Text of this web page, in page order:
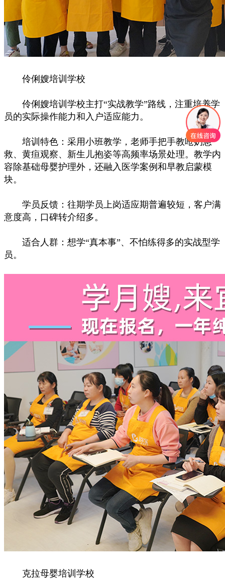
伶俐嫂培训学校
伶俐嫂培训学校主打“实战教学”路线，注重培养学
员的实际操作能力和入户适应能力。
培训特色：采用小班教学，老师手把手教呛奶急
救、黄疸观察、新生儿抱姿等高频率场景处理。教学内
容除基础母婴护理外，还融入医学案例和早教启蒙模
块。
学员反馈：往期学员上岗适应期普遍较短，客户满
意度高，口碑转介绍多。
适合人群：想学“真本事”、不怕练得多的实战型学
员。
克拉母婴培训学校